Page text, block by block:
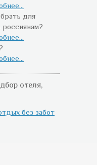
для
отеля,
без забот